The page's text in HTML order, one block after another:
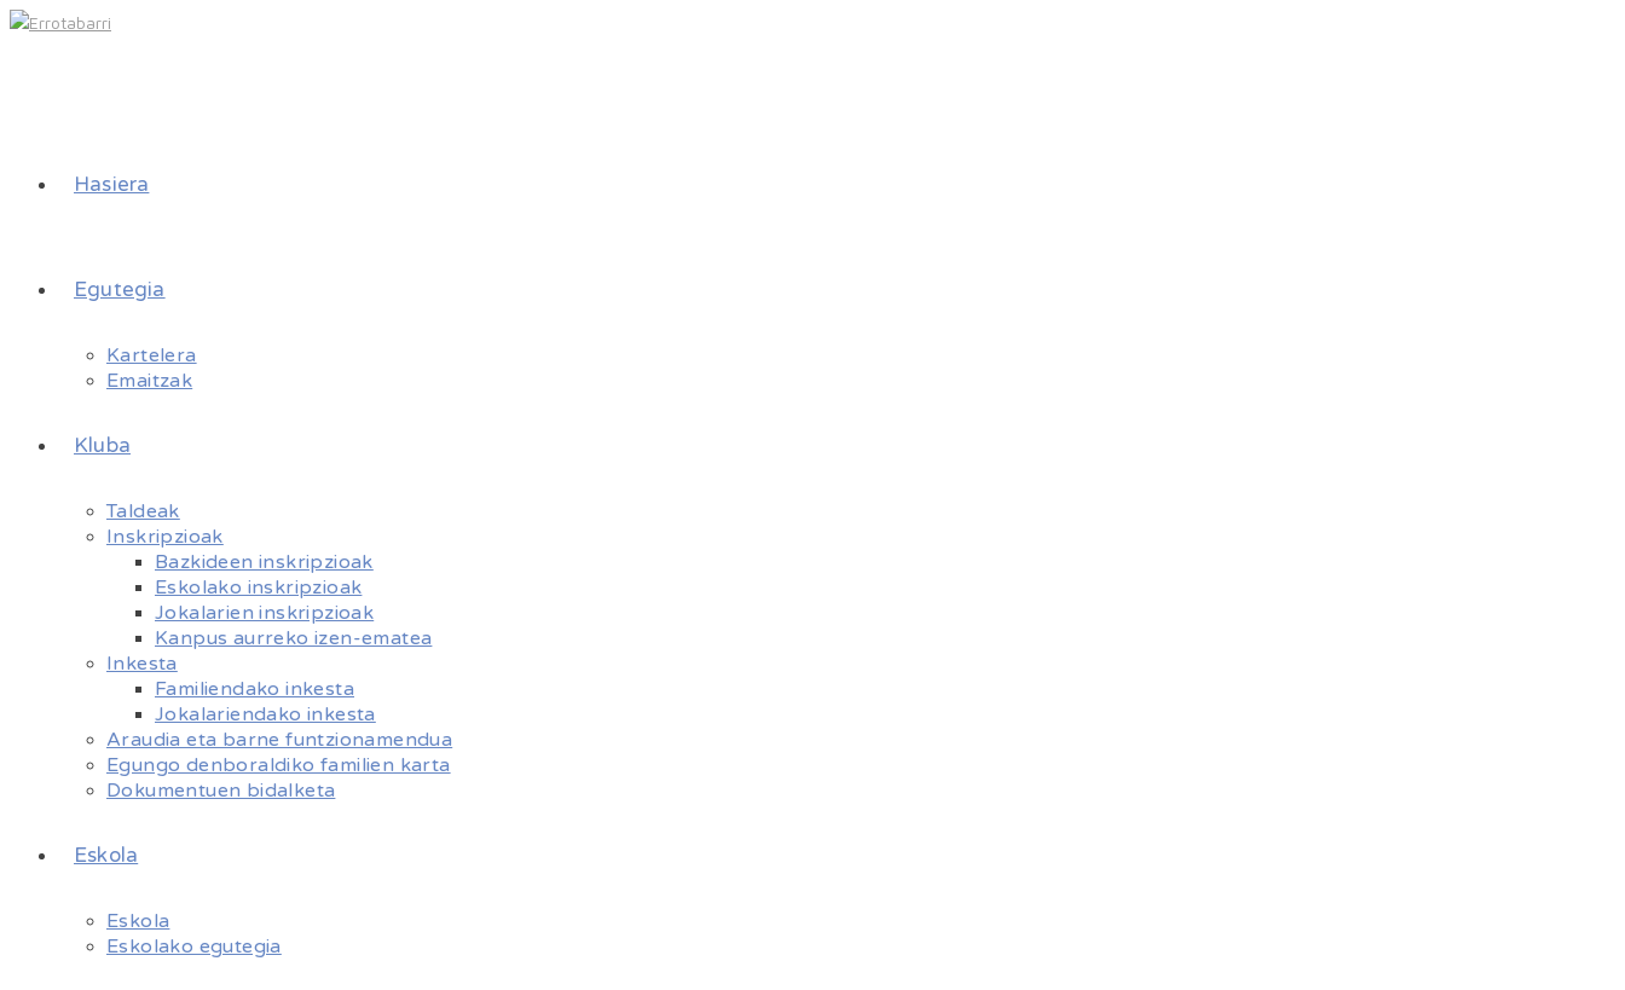
Hasiera
Egutegia
Kartelera
Emaitzak
Kluba
Taldeak
Inskripzioak
Bazkideen inskripzioak
Eskolako inskripzioak
Jokalarien inskripzioak
Kanpus aurreko izen-ematea
Inkesta
Familiendako inkesta
Jokalariendako inkesta
Araudia eta barne funtzionamendua
Egungo denboraldiko familien karta
Dokumentuen bidalketa
Eskola
Eskola
Eskolako egutegia